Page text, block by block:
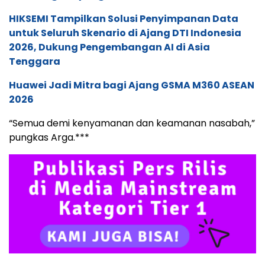
HIKSEMI Tampilkan Solusi Penyimpanan Data
untuk Seluruh Skenario di Ajang DTI Indonesia
2026, Dukung Pengembangan AI di Asia
Tenggara
Huawei Jadi Mitra bagi Ajang GSMA M360 ASEAN
2026
“Semua demi kenyamanan dan keamanan nasabah,”
pungkas Arga.***